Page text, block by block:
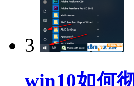
3
win10如何